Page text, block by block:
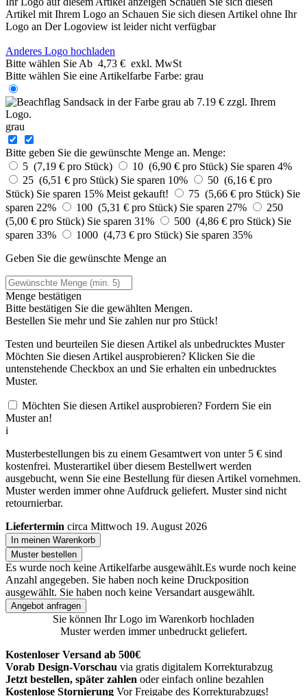
Artikel mit Ihrem Logo an Schauen Sie sich diesen Artikel ohne Ihr
Logo an Der Logoview ist leider nicht verfügbar
Anderes Logo hochladen
Bitte wählen Sie Ab 4,73 € exkl. MwSt
Bitte wählen Sie eine Artikelfarbe Farbe: grau
grau
Bitte geben Sie die gewünschte Menge an. Menge:
5 (7,19 € pro Stück)
10 (6,90 € pro Stück) Sie sparen 4%
25 (6,51 € pro Stück) Sie sparen 10%
50 (6,16 € pro
Stück) Sie sparen 15% Meist gekauft! 75 (5,66 € pro Stück) Sie
sparen 22%
100 (5,31 € pro Stück) Sie sparen 27%
250
(5,00 € pro Stück) Sie sparen 31% 500 (4,86 € pro Stück) Sie
sparen 33%
1000 (4,73 € pro Stück) Sie sparen 35%
Geben Sie die gewünschte Menge an
Menge bestätigen
Bitte bestätigen Sie die gewählten Mengen.
Bestellen Sie mehr und Sie zahlen nurpro Stück!
Testen und beurteilen Sie diesen Artikel als unbedrucktes Muster
Möchten Sie diesen Artikel ausprobieren? Klicken Sie die
untenstehende Checkbox an und Sie erhalten ein unbedrucktes
Muster.
Möchten Sie diesen Artikel ausprobieren? Fordern Sie ein
Muster an!
i
Musterbestellungen bis zu einem Gesamtwert von unter 5 € sind
kostenfrei. Musterartikel über diesem Bestellwert werden
ausgebucht, wenn Sie eine Bestellung für diesen Artikel vornehmen.
Muster werden immer ohne Aufdruck geliefert. Muster sind nicht
retournierbar.
Liefertermin circa Mittwoch 19. August 2026
In meinen Warenkorb
Muster bestellen
Es wurde noch keine Artikelfarbe ausgewählt.Es wurde noch keine
Anzahl angegeben. Sie haben noch keine Druckposition
ausgewählt. Sie haben noch keine Versandart ausgewählt.
Angebot anfragen
Sie können Ihr Logo im Warenkorb hochladen
Muster werden immer unbedruckt geliefert.
Kostenloser Versand ab 500€
Vorab Design-Vorschau via gratis digitalem Korrekturabzug
Jetzt bestellen, später zahlen oder einfach online bezahlen
Kostenlose Stornierung Vor Freigabe des Korrekturabzugs!